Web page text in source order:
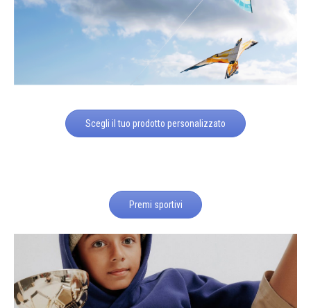
Scegli il tuo prodotto personalizzato
Premi sportivi